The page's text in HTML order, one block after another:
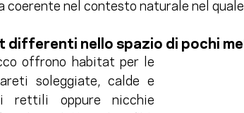
coerente nel contesto naturale nel quale
differenti nello spazio di pochi
offrono habitat per le
soleggiate, calde e
rettili oppure nicchie